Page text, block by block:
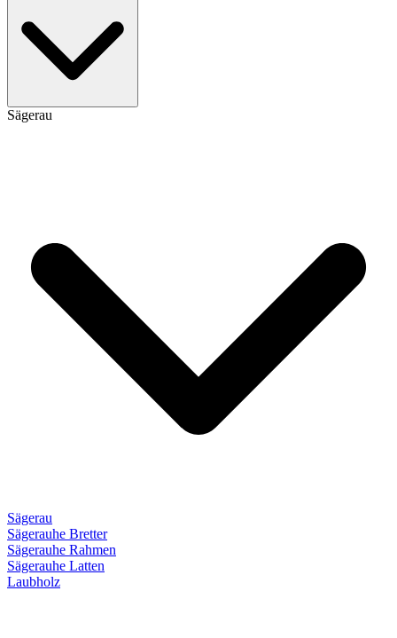
Sägerau
Sägerau
Sägerauhe Bretter
Sägerauhe Rahmen
Sägerauhe Latten
Laubholz